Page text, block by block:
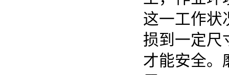
这一工作状
损到一定尺
才能安全。